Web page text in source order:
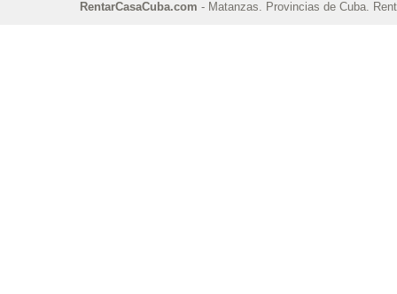
RentarCasaCuba.com - Matanzas. Provincias de Cuba.